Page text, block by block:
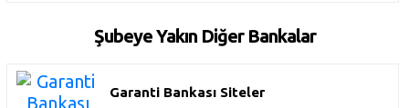
Şubeye Yakın Diğer Bankalar
Garanti Bankası Siteler